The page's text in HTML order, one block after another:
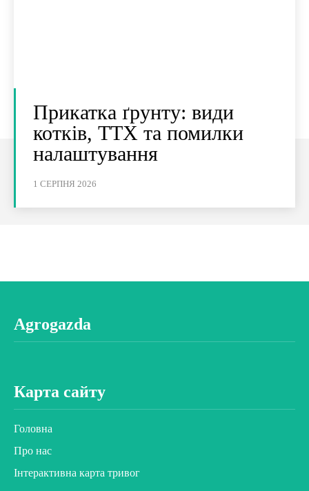
Прикатка ґрунту: види
котків, ТТХ та помилки
налаштування
1 СЕРПНЯ 2026
Agrogazda
Карта сайту
Головна
Про нас
Інтерактивна карта тривог